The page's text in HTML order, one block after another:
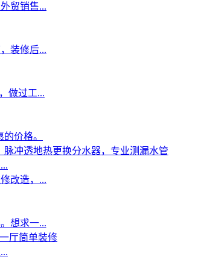
贸销售...
装修后...
做过工...
价格。
改造，...
想求一...